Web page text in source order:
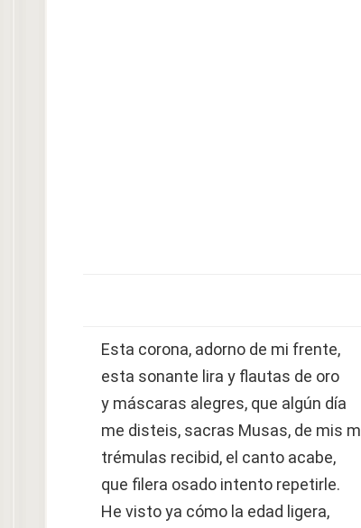
Esta corona, adorno de mi frente,
esta sonante lira y flautas de oro
y máscaras alegres, que algún día
me disteis, sacras Musas, de mis
trémulas recibid, el canto acabe,
que filera osado intento repetirle.
He visto ya cómo la edad ligera,